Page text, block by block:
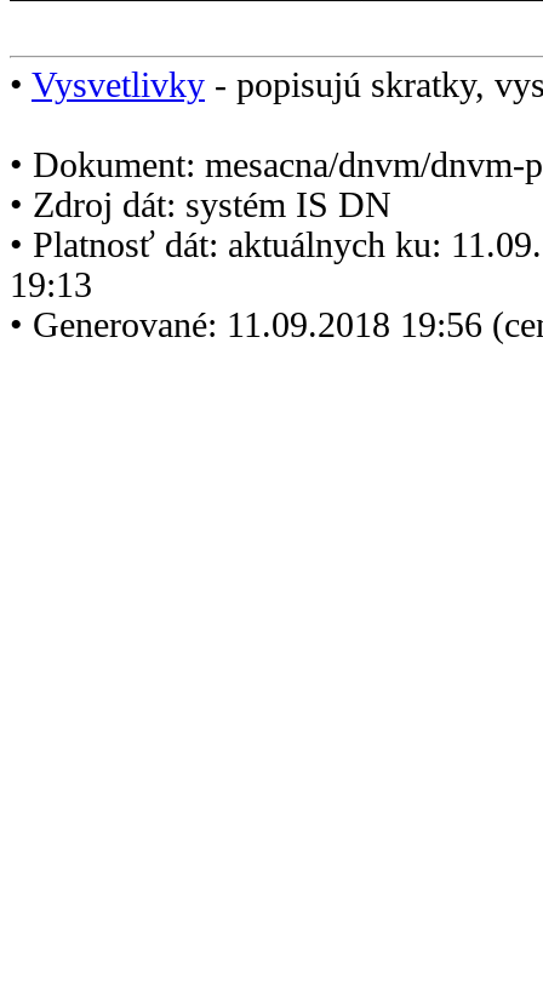
• Vysvetlivky - popisujú skratky,
• Dokument: mesacna/dnvm/dnvm-
• Zdroj dát: systém IS DN
• Platnosť dát: aktuálnych ku:
19:13
• Generované: 11.09.2018 19:56